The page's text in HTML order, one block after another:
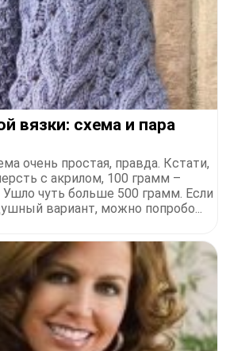
вязки: схема и пара
очень простая, правда. Кстати,
с акрилом, 100 грамм –
чуть больше 500 грамм. Если
вариант, можно попробо...